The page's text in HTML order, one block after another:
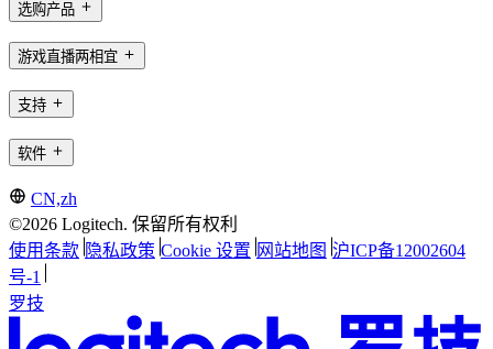
选购产品
游戏直播两相宜
支持
软件
CN,zh
©2026 Logitech. 保留所有权利
使用条款 隐私政策 Cookie 设置 网站地图 沪ICP备12002604
号-1
罗技